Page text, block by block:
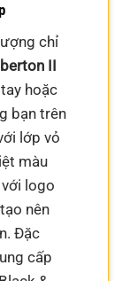
chỉ
II
hoặc
bạn trên
lớp vỏ
màu
logo
nên
Đặc
cấp